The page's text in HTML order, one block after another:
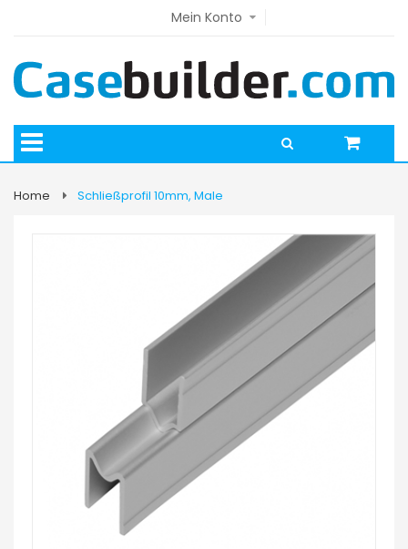
Mein Konto
Home Schließprofil 10mm, Male